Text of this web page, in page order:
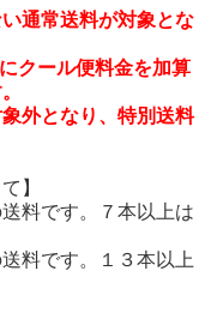
通常送料が対象とな
クール便料金を加算
外となり、特別送料
】
料です。７本以上は
料です。１３本以上